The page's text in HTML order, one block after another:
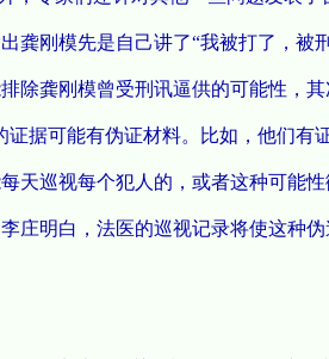
龚刚模先是自己讲了“我被打了，被
除龚刚模曾受刑讯逼供的可能性，
证据可能有伪证材料。比如，他们
天巡视每个犯人的，或者这种可能
庄明白，法医的巡视记录将使这种